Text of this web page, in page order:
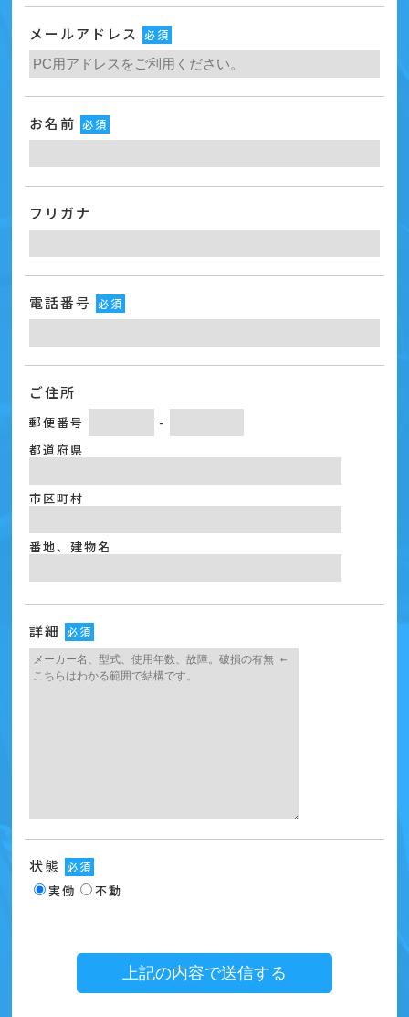
メールアドレス 必須
お名前 必須
フリガナ
電話番号 必須
ご住所
郵便番号
-
都道府県
市区町村
番地、建物名
詳細 必須
状態 必須
実働 不動